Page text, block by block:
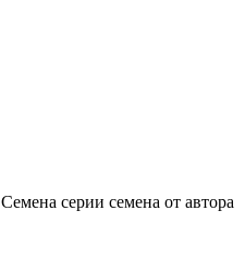
Семена серии семена от автора